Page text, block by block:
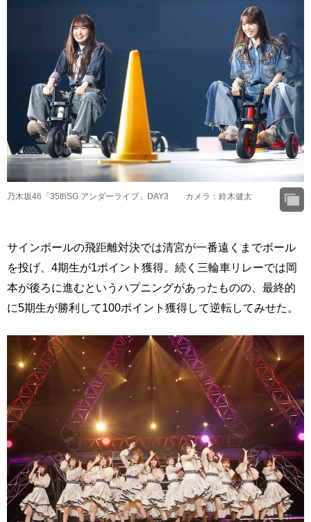
乃木坂46「35thSG アンダーライブ」DAY3 カメラ：鈴木健太
サインボールの飛距離対決では清宮が一番遠くまでボール
を投げ、4期生が1ポイント獲得。続く三輪車リレーでは岡
本が後ろに進むというハプニングがあったものの、最終的
に5期生が勝利して100ポイント獲得して逆転してみせた。